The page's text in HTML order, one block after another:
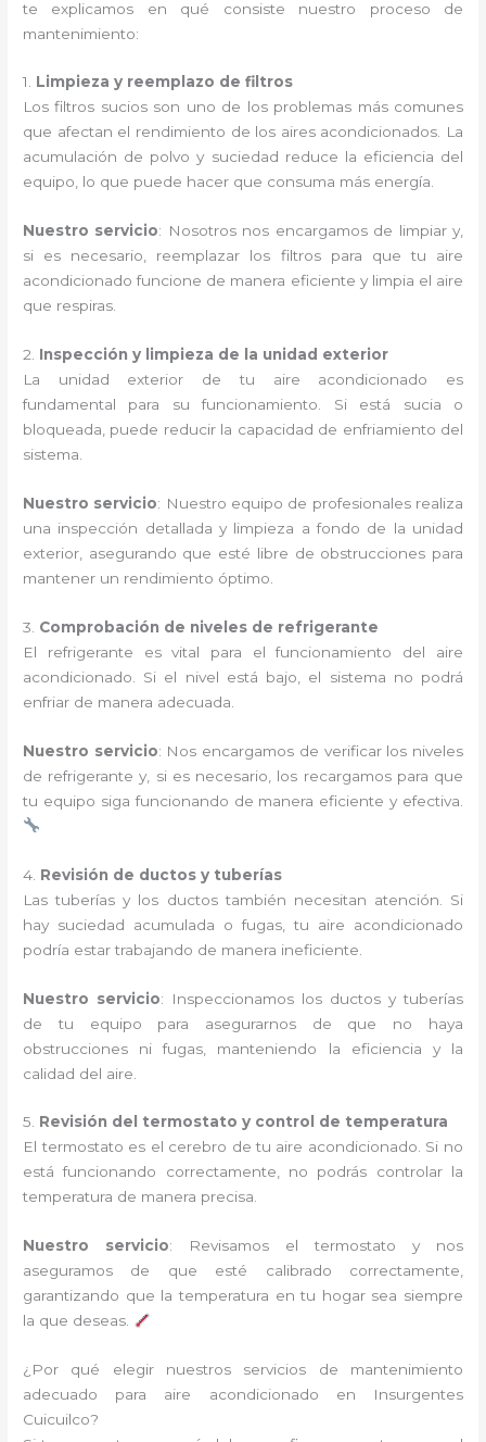
te explicamos en qué consiste nuestro proceso de
mantenimiento:
1. Limpieza y reemplazo de filtros
Los filtros sucios son uno de los problemas más comunes
que afectan el rendimiento de los aires acondicionados. La
acumulación de polvo y suciedad reduce la eficiencia del
equipo, lo que puede hacer que consuma más energía.
Nuestro servicio: Nosotros nos encargamos de limpiar y,
si es necesario, reemplazar los filtros para que tu aire
acondicionado funcione de manera eficiente y limpia el aire
que respiras.
2. Inspección y limpieza de la unidad exterior
La unidad exterior de tu aire acondicionado es
fundamental para su funcionamiento. Si está sucia o
bloqueada, puede reducir la capacidad de enfriamiento del
sistema.
Nuestro servicio: Nuestro equipo de profesionales realiza
una inspección detallada y limpieza a fondo de la unidad
exterior, asegurando que esté libre de obstrucciones para
mantener un rendimiento óptimo.
3. Comprobación de niveles de refrigerante
El refrigerante es vital para el funcionamiento del aire
acondicionado. Si el nivel está bajo, el sistema no podrá
enfriar de manera adecuada.
Nuestro servicio: Nos encargamos de verificar los niveles
de refrigerante y, si es necesario, los recargamos para que
tu equipo siga funcionando de manera eficiente y efectiva.
4. Revisión de ductos y tuberías
Las tuberías y los ductos también necesitan atención. Si
hay suciedad acumulada o fugas, tu aire acondicionado
podría estar trabajando de manera ineficiente.
Nuestro servicio: Inspeccionamos los ductos y tuberías
de tu equipo para asegurarnos de que no haya
obstrucciones ni fugas, manteniendo la eficiencia y la
calidad del aire.
5. Revisión del termostato y control de temperatura
El termostato es el cerebro de tu aire acondicionado. Si no
está funcionando correctamente, no podrás controlar la
temperatura de manera precisa.
Nuestro servicio: Revisamos el termostato y nos
aseguramos de que esté calibrado correctamente,
garantizando que la temperatura en tu hogar sea siempre
la que deseas.
¿Por qué elegir nuestros servicios de mantenimiento
adecuado para aire acondicionado en Insurgentes
Cuicuilco?